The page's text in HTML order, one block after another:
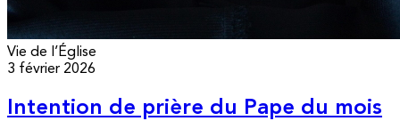
Vie de l’Église
3 février 2026
Intention de prière du Pape du mois